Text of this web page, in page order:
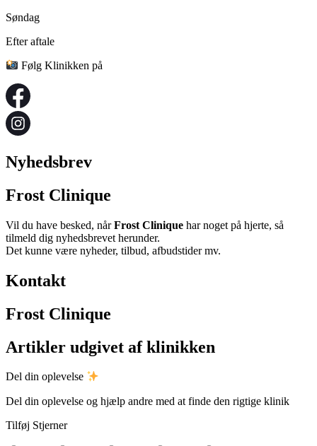
Søndag
Efter aftale
Følg Klinikken på
Nyhedsbrev
Frost Clinique
Vil du have besked, nårFrost Clinique har noget på hjerte, så
tilmeld dig nyhedsbrevet herunder.
Det kunne være nyheder, tilbud, afbudstider mv.
Kontakt
Frost Clinique
Artikler udgivet af klinikken
Del din oplevelse
Del din oplevelse og hjælp andre med at finde den rigtige klinik
Tilføj Stjerner